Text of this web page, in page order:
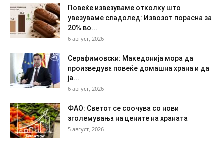
Повеќе извезуваме отколку што
увезуваме сладолед: Извозот порасна за
20% во...
6 август, 2026
Серафимовски: Македонија мора да
произведува повеќе домашна храна и да
ја...
6 август, 2026
ФАО: Светот се соочува со нови
зголемувања на цените на храната
5 август, 2026